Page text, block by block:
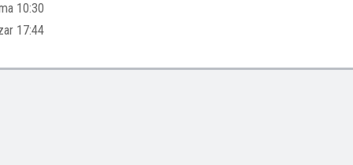
10:30
17:44